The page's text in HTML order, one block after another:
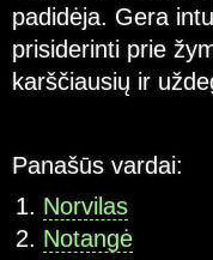
padidėja. Gera
prisiderinti prie
karščiausių ir
Panašūs vardai:
Norvilas
Notangė